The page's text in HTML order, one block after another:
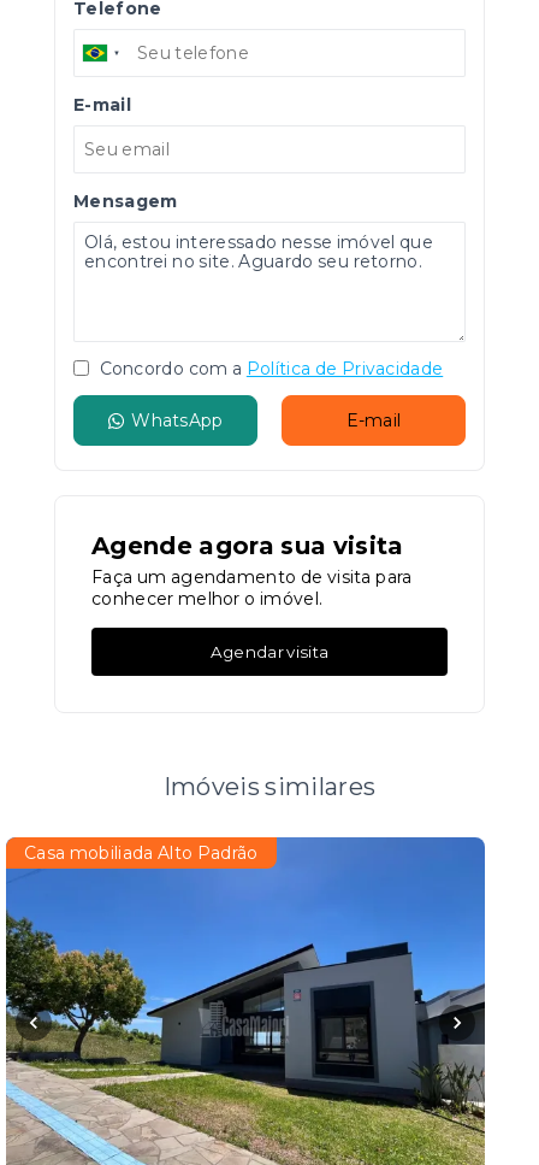
Telefone
E-mail
Mensagem
Concordo com a Política de Privacidade
WhatsApp E-mail
Agende agora sua visita
Faça um agendamento de visita para
conhecer melhor o imóvel.
Agendar visita
Imóveis similares
Casa mobiliada Alto Padrão